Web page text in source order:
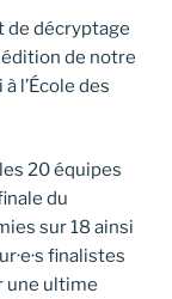
de décryptage
édition de notre
l’École des
20 équipes
du
sur 18 ainsi
finalistes
une ultime